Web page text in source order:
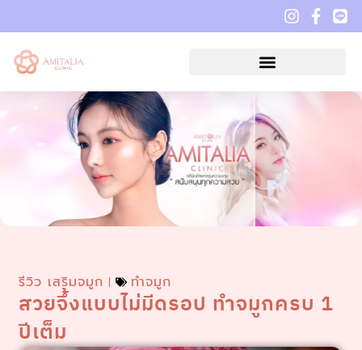
รีวิว เสริมจมูก ทำจมูก
สวยจึ้งแบบไม่มีดรอป ทำจมูกครบ 1
ปีเต็ม